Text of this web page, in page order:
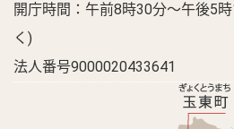
開庁時間：午前8時30分～午後5
く)
法人番号9000020433641